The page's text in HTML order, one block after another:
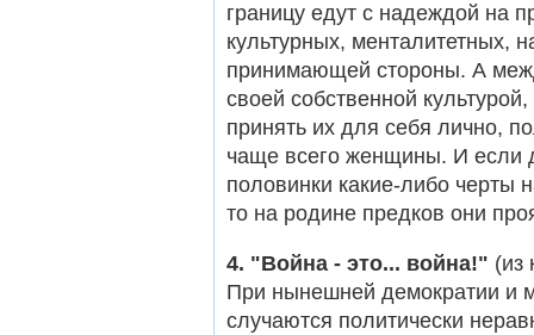
границу едут с надеждой на
культурных, менталитетных,
принимающей стороны. А
своей собственной
принять их для себя лично,
чаще всего женщины. И если
половинки какие-либо черты
то на родине предков они
4. "Война - это... война!" (из
При нынешней демократии и
случаются политически